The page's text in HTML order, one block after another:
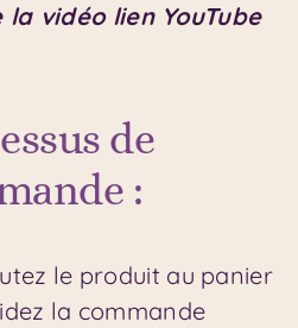
la vidéo lien YouTube
de
:
le produit au panier
la commande